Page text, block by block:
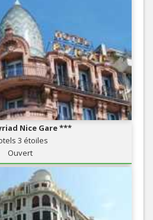
Nice Gare ***
3 étoiles
Ouvert